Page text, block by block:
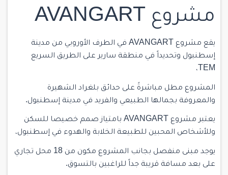
مشروع AVANGART
يقع مشروع AVANGART في الطرف الأوروبي من مدينة
إسطنبول وتحديداً في منطقة ساريرعلى الطريق السريع
TEM،
المشروع مطل مباشرةً على حدائق بلغراد الشهيرة
والمعروفة بجمالها الطبيعي والفريد في مدينة إسطنبول.
يعتبر مشروع AVANGART بامتياز صمم خصيصا للسكن
وللأشخاص المحبين للطبيعة الخلابة والهدوء في إسطنبول،
يوجد مبنى منفصل بجانب المشروع مكون من 18 محل تجاري
على بعد مسافة قريبة جداً للراغبين بالتسوق.